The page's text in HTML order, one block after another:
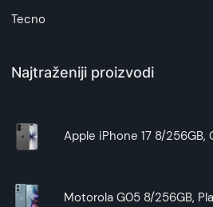
Tecno
Najtraženiji proizvodi
Apple iPhone 17 8/
Motorola G05 8/256GB,